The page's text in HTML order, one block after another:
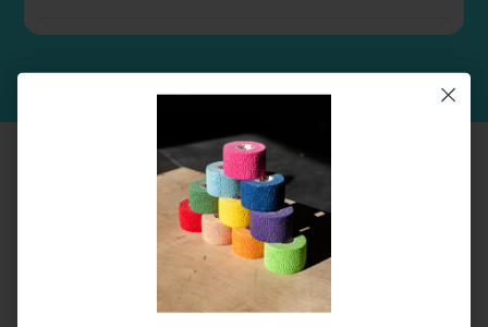
PRODUCTOS RELACIONADOS